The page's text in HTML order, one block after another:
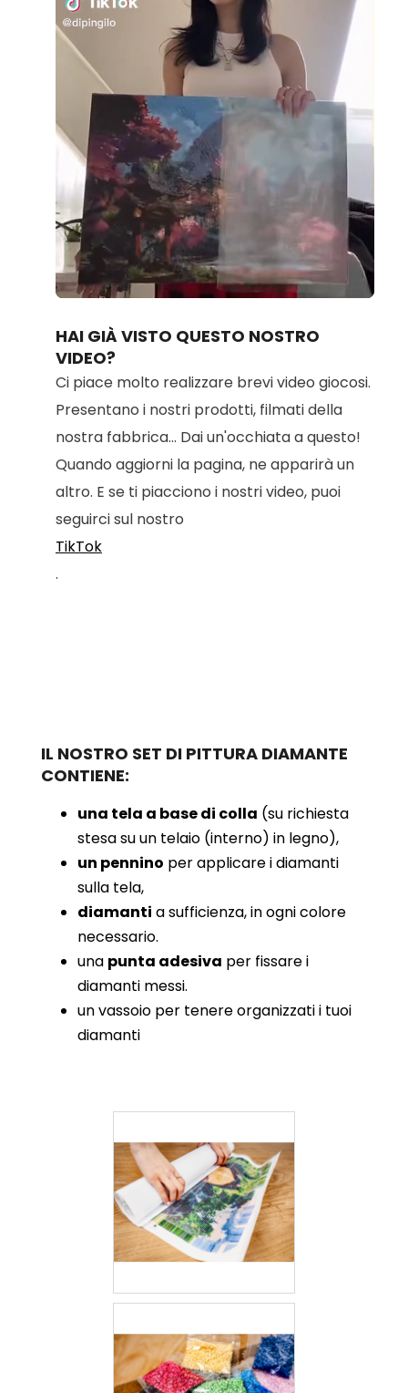
Unmute Loaded:
100.00%
HAI GIÀ VISTO QUESTO NOSTRO
VIDEO?
Ci piace molto realizzare brevi video giocosi.
Presentano i nostri prodotti, filmati della
nostra fabbrica... Dai un'occhiata a questo!
Quando aggiorni la pagina, ne apparirà un
altro. E se ti piacciono i nostri video, puoi
seguirci sul nostro
TikTok
.
IL NOSTRO SET DI PITTURA DIAMANTE
CONTIENE:
una tela a base di colla (su richiesta
stesa su un telaio (interno) in legno),
un pennino per applicare i diamanti
sulla tela,
diamanti a sufficienza, in ogni colore
necessario.
una punta adesiva per fissare i
diamanti messi.
un vassoio per tenere organizzati i tuoi
diamanti